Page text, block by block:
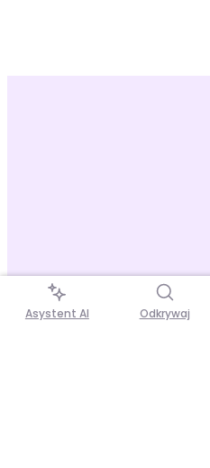
Asystent AI Odkrywaj